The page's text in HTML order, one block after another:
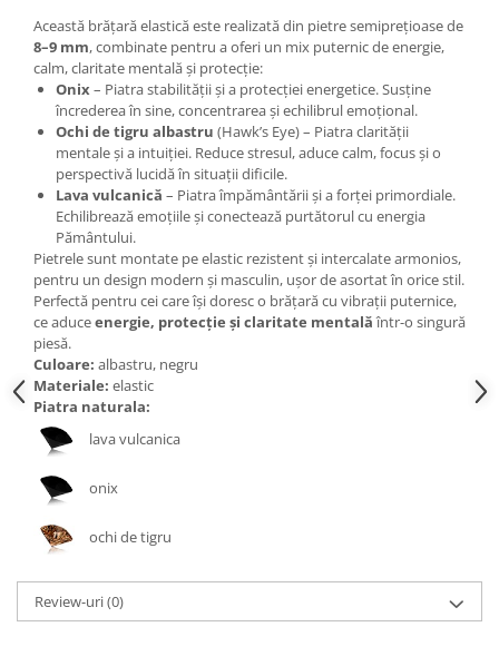
Bijuterii turcoaz
Bijuterii turmaline
Bijuterii morganit
Această brățară elastică este realizată din pietre semiprețioase de
8–9 mm, combinate pentru a oferi un mix puternic de energie,
calm, claritate mentală și protecție:
Onix– Piatra stabilității și a protecției energetice. Susține
încrederea în sine, concentrarea și echilibrul emoțional.
Ochi de tigru albastru (Hawk’s Eye) – Piatra clarității
mentale și a intuiției. Reduce stresul, aduce calm, focus și o
perspectivă lucidă în situații dificile.
Lava vulcanică – Piatra împământării și a forței primordiale.
Echilibrează emoțiile și conectează purtătorul cu energia
Pământului.
Pietrele sunt montate pe elastic rezistent și intercalate armonios,
pentru un design modern și masculin, ușor de asortat în orice stil.
Perfectă pentru cei care își doresc o brățară cu vibrații puternice,
ce aduceenergie, protecție și claritate mentalăîntr-o singură
piesă.
Culoare: albastru, negru
Materiale: elastic
Piatra naturala:
lava vulcanica
onix
ochi de tigru
Review-uri(0)